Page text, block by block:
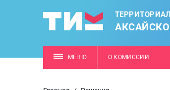
МЕНЮ О КОМИССИИ